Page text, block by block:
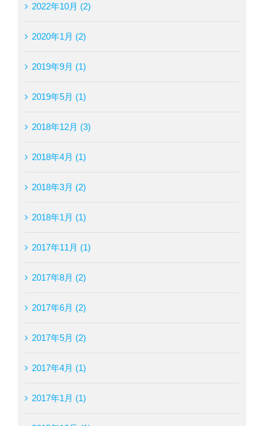
2022年10月 (2)
2020年1月 (2)
2019年9月 (1)
2019年5月 (1)
2018年12月 (3)
2018年4月 (1)
2018年3月 (2)
2018年1月 (1)
2017年11月 (1)
2017年8月 (2)
2017年6月 (2)
2017年5月 (2)
2017年4月 (1)
2017年1月 (1)